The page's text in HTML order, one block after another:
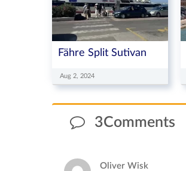
Fähre Split Sutivan
Aug 2, 2024
3Comments
Oliver Wisk